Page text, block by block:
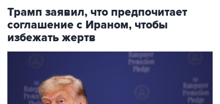
Трамп заявил, что предпочитает
соглашение с Ираном, чтобы
избежать жертв